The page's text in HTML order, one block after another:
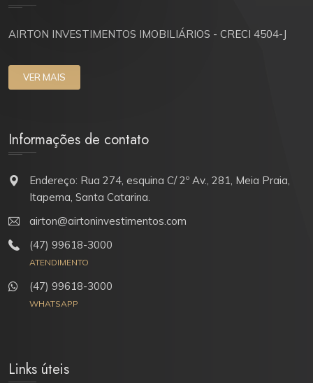
AIRTON INVESTIMENTOS IMOBILIÁRIOS - CRECI 4504-J
VER MAIS
Informações de contato
Endereço: Rua 274, esquina C/ 2º Av., 281, Meia Praia,
Itapema, Santa Catarina.
airton@airtoninvestimentos.com
(47) 99618-3000
ATENDIMENTO
(47) 99618-3000
WHATSAPP
Links úteis